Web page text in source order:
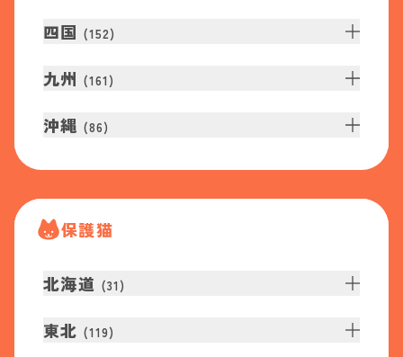
四国 (152)
九州 (161 )
沖縄 (86)
保護猫
北海道 (31 )
東北 (119)